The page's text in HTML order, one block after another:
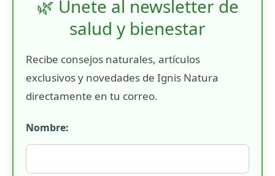
🌿 Únete al newsletter de
salud y bienestar
Recibe consejos naturales, artículos
exclusivos y novedades de Ignis Natura
directamente en tu correo.
Nombre: